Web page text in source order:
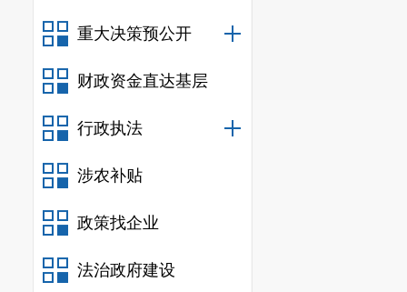
重大决策预公开
财政资金直达基层
行政执法
涉农补贴
政策找企业
法治政府建设